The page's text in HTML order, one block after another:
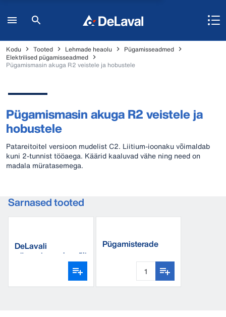
Kodu Tooted Lehmade heaolu
Pügamisseadmed
Elektrilised pügamisseadmed
Pügamismasin akuga R2 veistele ja hobustele
Pügamismasin akuga R2 veistele ja
hobustele
Patareitoitel versioon mudelist C2. Liitium-ioonaku võimaldab
kuni 2-tunnist tööaega. Käärid kaaluvad vähe ning need on
madala müratasemega.
Sarnased tooted
DeLavali
pügamisseadme õli
Pügamisterade